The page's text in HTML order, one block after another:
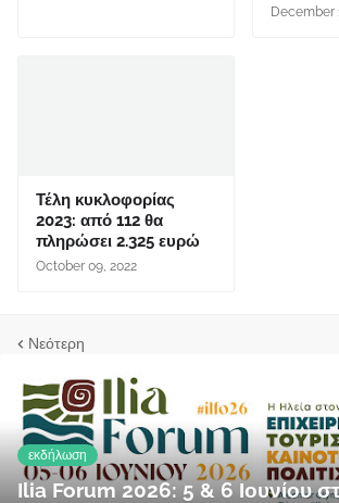
December
Τέλη κυκλοφορίας
2023: από 112 θα
πληρώσει 2.325 ευρώ
October 09, 2022
Νεότερη
εκδήλωση
Ilia Forum 2026: 5 & 6 Ιουνίου